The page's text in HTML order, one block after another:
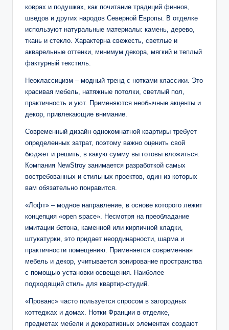
коврах и подушках, как почитание традиций финнов,
шведов и других народов Северной Европы. В отделке
используют натуральные материалы: камень, дерево,
ткань и стекло. Характерна свежесть, светлые и
акварельные оттенки, минимум декора, мягкий и теплый
фактурный текстиль.
Неоклассицизм – модный тренд с нотками классики. Это
красивая мебель, натяжные потолки, светлый пол,
практичность и уют. Применяются необычные акценты и
декор, привлекающие внимание.
Современный дизайн однокомнатной квартиры требует
определенных затрат, поэтому важно оценить свой
бюджет и решить, в какую сумму вы готовы вложиться.
Компания NewStroy занимается разработкой самых
востребованных и стильных проектов, один из которых
вам обязательно понравится.
«Лофт» – модное направление, в основе которого лежит
концепция «open space». Несмотря на преобладание
имитации бетона, каменной или кирпичной кладки,
штукатурки, это придает неординарности, шарма и
практичности помещению. Применяется современная
мебель и декор, учитывается зонирование пространства
с помощью установки освещения. Наиболее
подходящий стиль для квартир-студий.
«Прованс» часто пользуется спросом в загородных
коттеджах и домах. Нотки Франции в отделке,
предметах мебели и декоративных элементах создают